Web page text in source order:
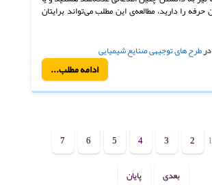
را دارید، مطالعه‌ی این مطلب می‌تواند برایتان
طرح های توجیهی صنایع شیمیایی
ادامه مطلب...
1
2
3
4
5
6
7
بعدی پایان